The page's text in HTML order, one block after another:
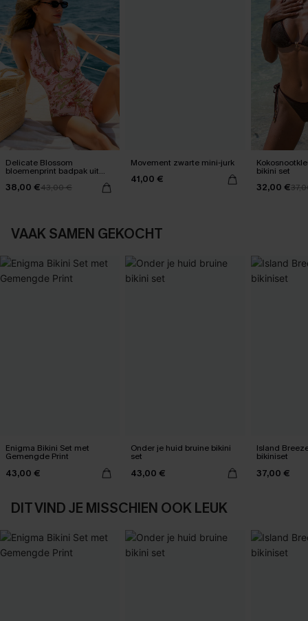
Delicate Blossom
bloemenprint badpak uit
38,00 €43,00 €
Movement zwarte mini-jurk
41,00 €
bikini set
32,00 €
VAAK SAMEN GEKOCHT
Enigma Bikini Set met
Gemengde Print
43,00 €
Onder je huid bruine bikini
set
43,00 €
Island
bikiniset
37,00 €
DIT VIND JE MISSCHIEN OOK LEUK